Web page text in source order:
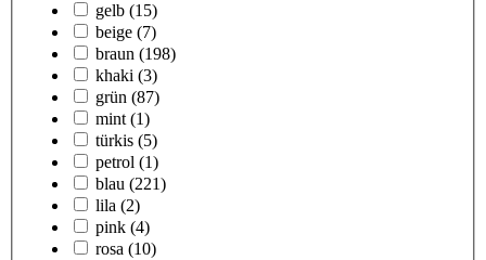
gelb (15)
beige (7)
braun (198)
khaki (3)
grün (87)
mint (1)
türkis (5)
petrol (1)
blau (221)
lila (2)
pink (4)
rosa (10)